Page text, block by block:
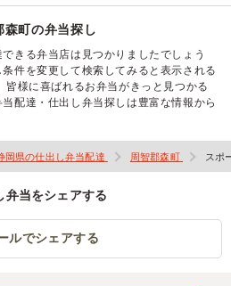
森町の弁当探し
きる弁当店は見つかりましたでしょう
件を変更して検索してみると表示される
様に喜ばれるお弁当がきっと見つかる
配達・仕出し弁当探しは豊富な情報から
岡県の仕出し弁当配達 周智郡森町 スポ
弁当をシェアする
ルでシェアする